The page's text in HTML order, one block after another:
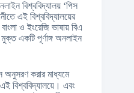
বিশ্ববিদ্যালয় ‘পিস
এই বিশ্ববিদ্যালয়ের
ও ইংরেজি ভাষায় বিএ
একটি পূর্ণাঙ্গ অনলাইন
অনুসরণ করার মাধ্যমে
বিশ্ববিদ্যালয়ে। এবং